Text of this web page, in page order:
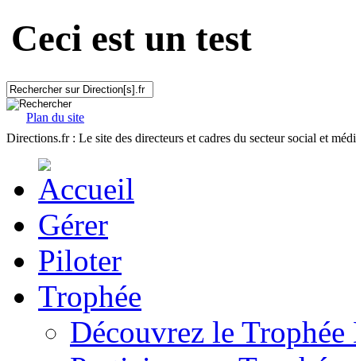
Ceci est un test
Plan du site
Directions.fr : Le site des directeurs et cadres du secteur social et
Gérer
Piloter
Trophée
Découvrez le